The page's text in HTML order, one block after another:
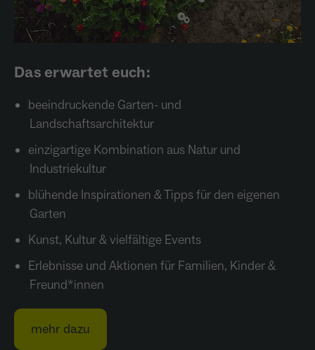
Das erwartet euch:
beeindruckende Garten- und
Landschaftsarchitektur
einzigartige Kombination aus Natur und
Industriekultur
blühende Inspirationen & Tipps für den eigenen
Garten
Kunst, Kultur & vielfältige Events
Erlebnisse und Aktionen für Familien, Kinder &
Freund*innen
mehr dazu